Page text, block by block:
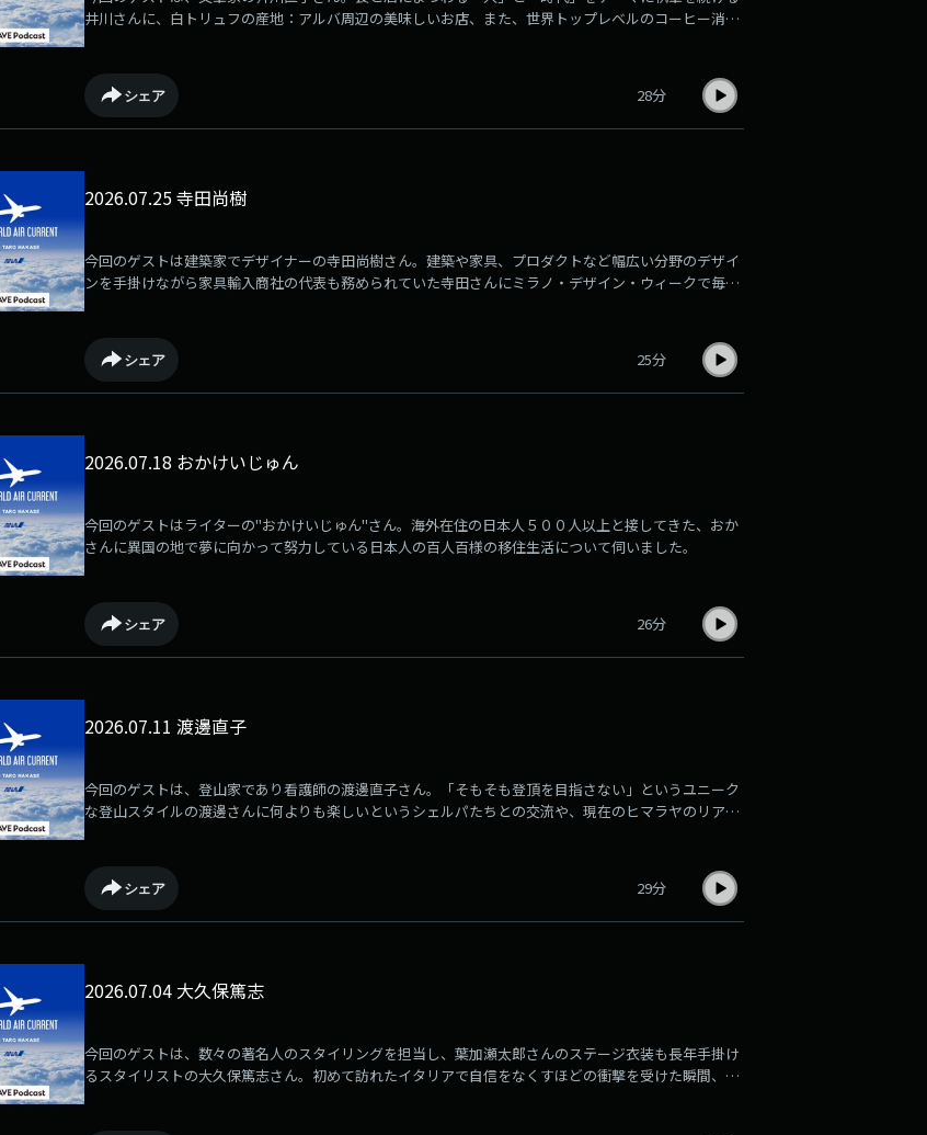
井川さんに、白トリュフの産地：アルバ周辺の美味しいお店、また、世界トップレベルのコーヒー消費
量を誇るデンマークの最先端コーヒーのお話など伺いました。
シェア 28分
2026.07.25 寺田尚樹
今回のゲストは建築家でデザイナーの寺田尚樹さん。建築や家具、プロダクトなど幅広い分野のデザイ
ンを手掛けながら家具輸入商社の代表も務められていた寺田さんにミラノ・デザイン・ウィークで毎年
のように訪れてきたイタリア・ミラノのお話など伺いました。
シェア 25分
2026.07.18 おかけいじゅん
今回のゲストはライターの"おかけいじゅん"さん。海外在住の日本人５００人以上と接してきた、おか
さんに異国の地で夢に向かって努力している日本人の百人百様の移住生活について伺いました。
シェア 26分
2026.07.11 渡邊直子
今回のゲストは、登山家であり看護師の渡邊直子さん。「そもそも登頂を目指さない」というユニーク
な登山スタイルの渡邊さんに何よりも楽しいというシェルパたちとの交流や、現在のヒマラヤのリアル
な姿や新常識について伺いました。
シェア 29分
2026.07.04 大久保篤志
今回のゲストは、数々の著名人のスタイリングを担当し、葉加瀬太郎さんのステージ衣装も長年手掛け
るスタイリストの大久保篤志さん。初めて訪れたイタリアで自信をなくすほどの衝撃を受けた瞬間、マ
イアミで起きたスタイリスト人生を揺るがす事件についてなど伺いました。